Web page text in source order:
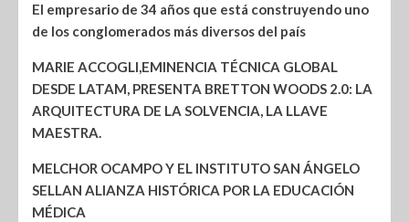
El empresario de 34 años que está construyendo uno
de los conglomerados más diversos del país
MARIE ACCOGLI,EMINENCIA TÉCNICA GLOBAL
DESDE LATAM, PRESENTA BRETTON WOODS 2.0: LA
ARQUITECTURA DE LA SOLVENCIA, LA LLAVE
MAESTRA.
MELCHOR OCAMPO Y EL INSTITUTO SAN ÁNGELO
SELLAN ALIANZA HISTÓRICA POR LA EDUCACIÓN
MÉDICA